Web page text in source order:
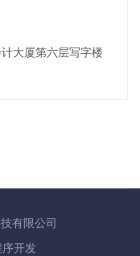
大厦第六层写字楼
有限公司
开发